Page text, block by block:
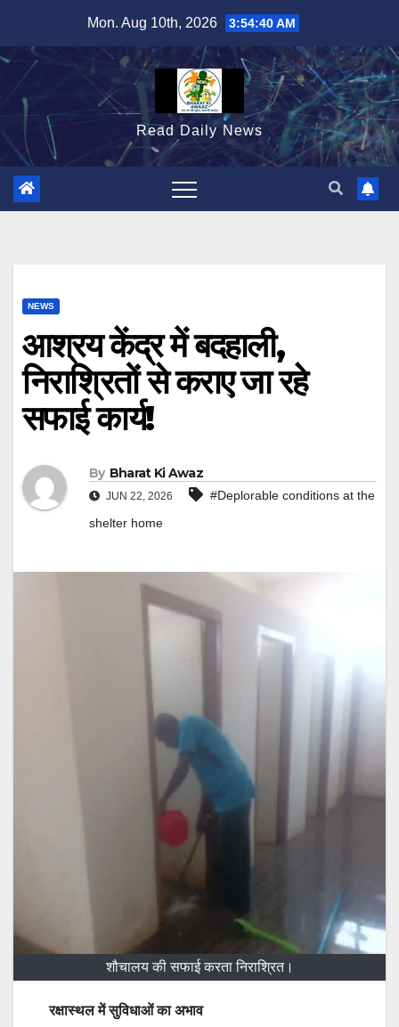
content
Mon. Aug 10th, 2026 3:54:41 AM
Read Daily News
NEWS
आश्रय केंद्र में बदहाली,
निराश्रितों से कराए जा रहे
सफाई कार्य!
By Bharat Ki Awaz
JUN 22, 2026
#Deplorable conditions at the
shelter home
शौचालय की सफाई करता निराश्रित।
रक्षास्थल में सुविधाओं का अभाव